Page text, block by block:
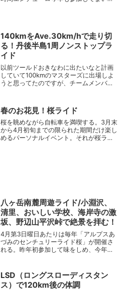
140kmをAve.30km/hで走り切
る！丹後半島1周ノンストップラ
イド
以前ツールドおきなわに出たいなと計画
していて100kmのマスターズに出場しよ
うと思ってたのですが、チームメンバー
と言われました。確かにそうだ！沖縄ま
で行ってレースに...
春のお花見！桜ライド
桜を眺めながら自転車を満喫する。3月末
から4月初旬までの限られた期間だけ楽し
めるパーソナルイベント。それが桜ライ
八ヶ岳南麓周遊ライド/小淵沢、
清里、おいしい学校、海岸寺の激
坂、野辺山平沢峠で絶景を拝む！
4月第3日曜日あたりは毎年「アルプスあ
づみのセンチュリーライド桜」が開催さ
れる。昨年初参加して味をしめ、今年も
見事に昇天したのだった！絶景に次ぐ絶
景で大満足。ぜひチャレ...
LSD（ロングスローディスタン
ス）で120km後の体調